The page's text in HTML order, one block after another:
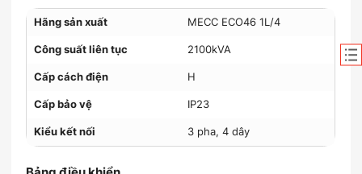
Hãng sản xuất MECC ECO46 1L/4
Công suất liên tục 2100kVA
Cấp cách điện H
Cấp bảo vệ IP23
Kiểu kết nối 3 pha, 4 dây